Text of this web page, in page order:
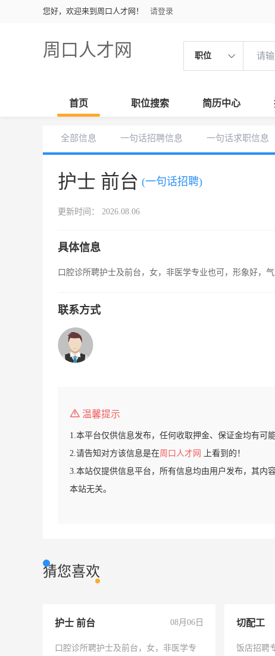
您好，欢迎来到周口人才网！ 请登录
周口人才网 职位
首页 职位搜索 简历中心
全部信息 一句话招聘信息 一句话求职信息
护士 前台 (一句话招聘)
更新时间： 2026.08.06
具体信息
口腔诊所聘护士及前台，女，非医学专业也可，形象好，
联系方式
温馨提示
1.本平台仅供信息发布，任何收取押金、保证金均有可
2.请告知对方该信息是在周口人才网
上看到的！
3.本站仅提供信息平台，所有信息均由用户发布，其内
本站无关。
猜您喜欢
护士 前台 08月06日
口腔诊所聘护士及前台，女，非医学专
切配工
饭店招聘